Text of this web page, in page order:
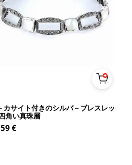
カサイト付きのシルバ－ブレスレッ
角い真珠層
€